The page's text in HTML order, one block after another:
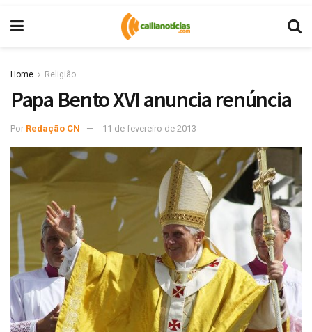
Home Religião
Papa Bento XVI anuncia renúncia
Por Redação CN 11 de fevereiro de 2013